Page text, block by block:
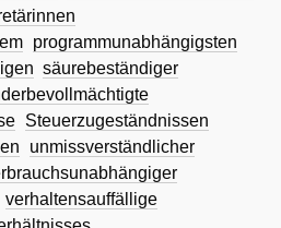
programmunabhängigsten
säurebeständiger
Steuerzugeständnissen
unmissverständlicher
verhaltensauffällige